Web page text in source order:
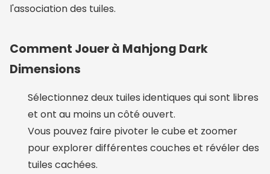
l'association des tuiles.
Comment Jouer à Mahjong Dark
Dimensions
Sélectionnez deux tuiles identiques qui sont libres
et ont au moins un côté ouvert.
Vous pouvez faire pivoter le cube et zoomer
pour explorer différentes couches et révéler des
tuiles cachées.